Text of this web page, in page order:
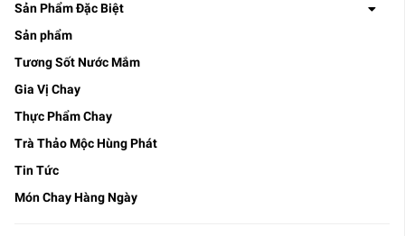
Sản Phẩm Đặc Biệt
Sản phẩm
Tương Sốt Nước Mắm
Gia Vị Chay
Thực Phẩm Chay
Trà Thảo Mộc Hùng Phát
Tin Tức
Món Chay Hàng Ngày